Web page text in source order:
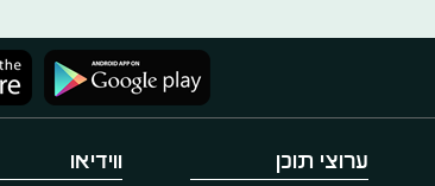
ערוצי תוכן ווידיאו